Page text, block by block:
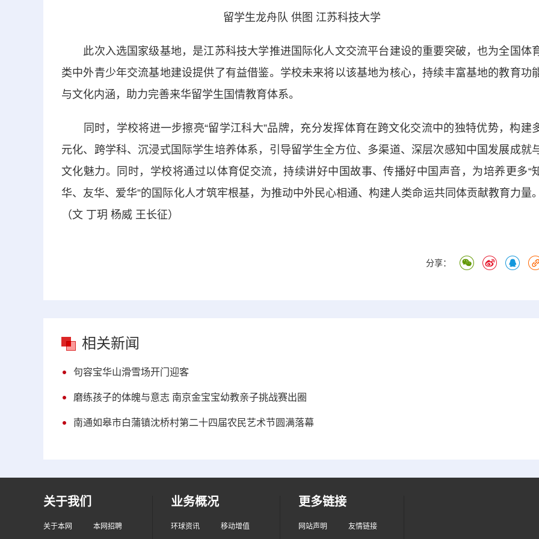
留学生龙舟队 供图 江苏科技大学
此次入选国家级基地，是江苏科技大学推进国际化人文交流平台建设的重要突破，也为全国体
类中外青少年交流基地建设提供了有益借鉴。学校未来将以该基地为核心，持续丰富基地的教育功
与文化内涵，助力完善来华留学生国情教育体系。
同时，学校将进一步擦亮“留学江科大”品牌，充分发挥体育在跨文化交流中的独特优势，构建
元化、跨学科、沉浸式国际学生培养体系，引导留学生全方位、多渠道、深层次感知中国发展成就
文化魅力。同时，学校将通过以体育促交流，持续讲好中国故事、传播好中国声音，为培养更多“
华、友华、爱华”的国际化人才筑牢根基，为推动中外民心相通、构建人类命运共同体贡献教育力量。
（文 丁玥 杨威 王长征）
分享：
相关新闻
句容宝华山滑雪场开门迎客
磨练孩子的体魄与意志 南京金宝宝幼教亲子挑战赛出圈
南通如皋市白蒲镇沈桥村第二十四届农民艺术节圆满落幕
关于我们
关于本网 本网招聘
业务概况
环球资讯 移动增值
更多链接
网站声明 友情链接